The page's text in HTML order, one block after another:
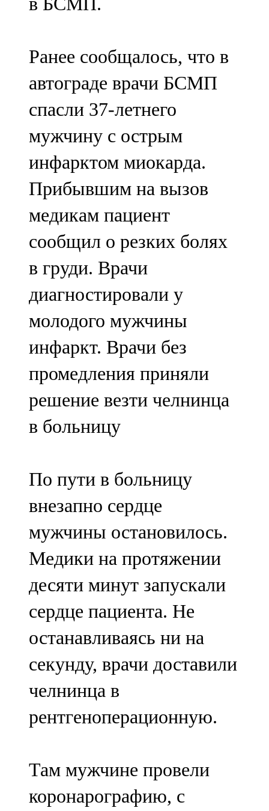
Ранее сообщалось, что в
автограде врачи БСМП
спасли 37-летнего
мужчину с острым
инфарктом миокарда.
Прибывшим на вызов
медикам пациент
сообщил о резких болях
в груди. Врачи
диагностировали у
молодого мужчины
инфаркт. Врачи без
промедления приняли
решение везти челнинца
в больницу
По пути в больницу
внезапно сердце
мужчины остановилось.
Медики на протяжении
десяти минут запускали
сердце пациента. Не
останавливаясь ни на
секунду, врачи доставили
челнинца в
рентгеноперационную.
Там мужчине провели
коронарографию, с